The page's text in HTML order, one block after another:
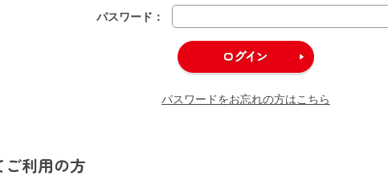
パスワード：
パスワードをお忘れの方はこちら
ご利用の方